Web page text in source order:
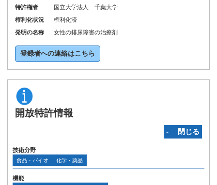
特許権者
国立大学法人 千葉大学
権利化状況
権利化済
発明の名称
女性の排尿障害の治療剤
登録者への連絡はこちら
開放特許情報
‐ 閉じる
技術分野
食品・バイオ 化学・薬品
機能